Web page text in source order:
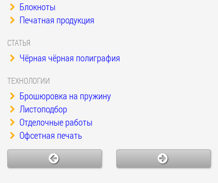
Блокноты
Печатная продукция
СТАТЬЯ
Чёрная чёрная полиграфия
ТЕХНОЛОГИИ
Брошюровка на пружину
Листоподбор
Отделочные работы
Офсетная печать